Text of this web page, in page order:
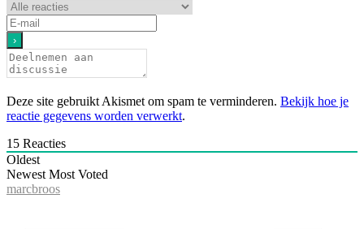
Deze site gebruikt Akismet om spam te verminderen. Bekijk hoe je
reactie gegevens worden verwerkt.
15 Reacties
Oldest
Newest Most Voted
marcbroos